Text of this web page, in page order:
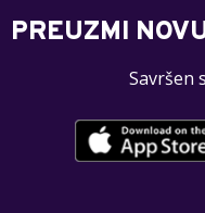
PREUZMI
Savršen